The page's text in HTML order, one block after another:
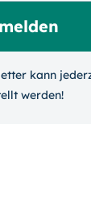
kann
werden!